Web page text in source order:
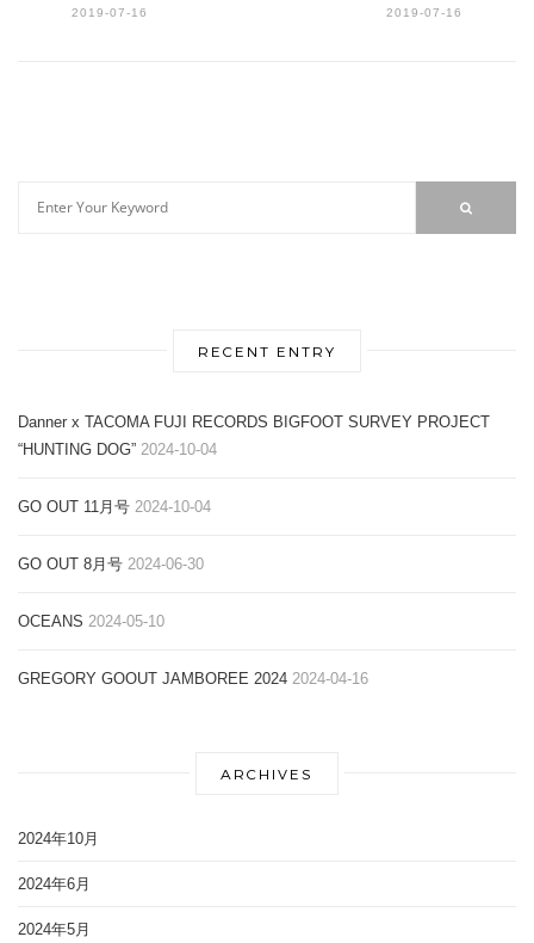
2019-07-16 2019-07-16
RECENT ENTRY
Danner x TACOMA FUJI RECORDS BIGFOOT SURVEY PROJECT
“HUNTING DOG” 2024-10-04
GO OUT 11月号 2024-10-04
GO OUT 8月号 2024-06-30
OCEANS 2024-05-10
GREGORY GOOUT JAMBOREE 2024 2024-04-16
ARCHIVES
2024年10月
2024年6月
2024年5月